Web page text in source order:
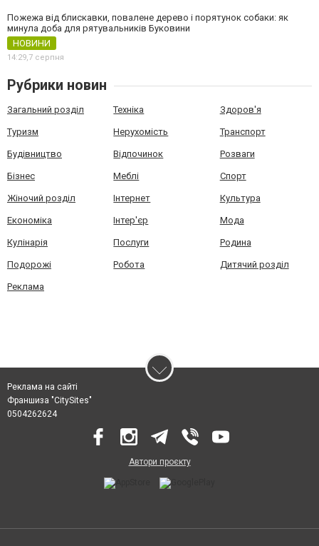
Пожежа від блискавки, повалене дерево і порятунок собаки: як
минула доба для рятувальників Буковини
НОВИНИ
14:29,7 серпня
Рубрики новин
Загальний розділ Техніка Здоров'я
Туризм Нерухомість Транспорт
Будівництво Відпочинок Розваги
Бізнес Меблі Спорт
Жіночий розділ Інтернет Культура
Економіка Інтер'єр Мода
Кулінарія Послуги Родина
Подорожі Робота Дитячий розділ
Реклама
Реклама на сайті
Франшиза "CitySites"
0504262624
Автори проєкту